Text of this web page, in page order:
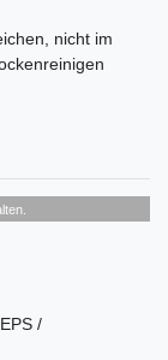
nicht im
/